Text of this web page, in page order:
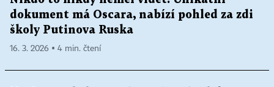
dokument má Oscara, nabízí pohled za zdi
školy Putinova Ruska
16. 3. 2026 ▪ 4 min. čtení